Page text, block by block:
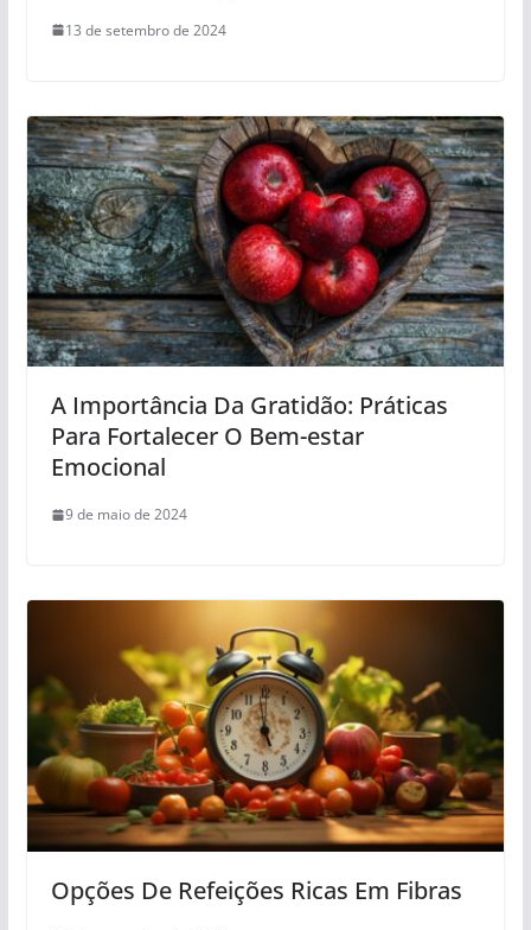
13 de setembro de 2024
A Importância Da Gratidão: Práticas
Para Fortalecer O Bem-estar
Emocional
9 de maio de 2024
Opções De Refeições Ricas Em Fibras